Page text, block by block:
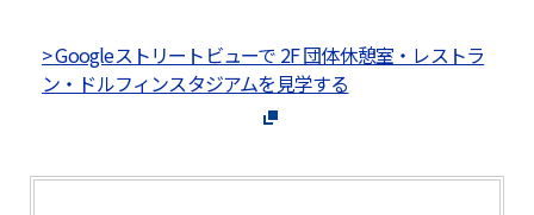
> Googleストリートビューで 2F 団体休憩室・レストラ
ン・ドルフィンスタジアムを見学する